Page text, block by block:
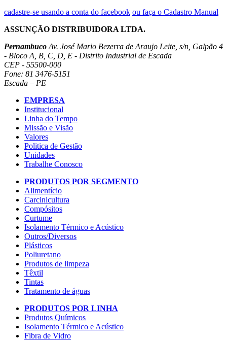
cadastre-se usando a conta do facebook ou faça o Cadastro Manual
ASSUNÇÃO DISTRIBUIDORA LTDA.
Pernambuco Av. José Mario Bezerra de Araujo Leite, s/n, Galpão 4
- Bloco A, B, C, D, E - Distrito Industrial de Escada
CEP - 55500-000
Fone: 81 3476-5151
Escada – PE
EMPRESA
Institucional
Linha do Tempo
Missão e Visão
Valores
Politica de Gestão
Unidades
Trabalhe Conosco
PRODUTOS POR SEGMENTO
Alimentício
Carcinicultura
Compósitos
Curtume
Isolamento Térmico e Acústico
Outros/Diversos
Plásticos
Poliuretano
Produtos de limpeza
Têxtil
Tintas
Tratamento de águas
PRODUTOS POR LINHA
Produtos Químicos
Isolamento Térmico e Acústico
Fibra de Vidro